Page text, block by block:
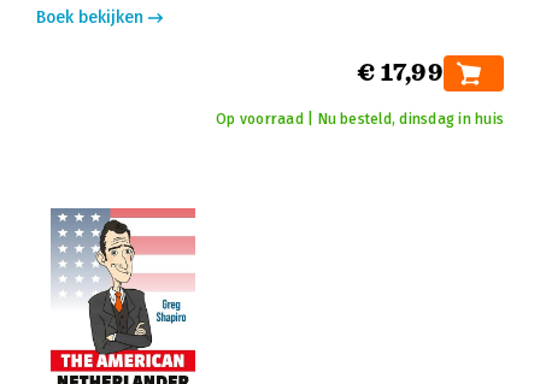
Boek bekijken
€ 17,99
Op voorraad | Nu besteld, dinsdag in huis